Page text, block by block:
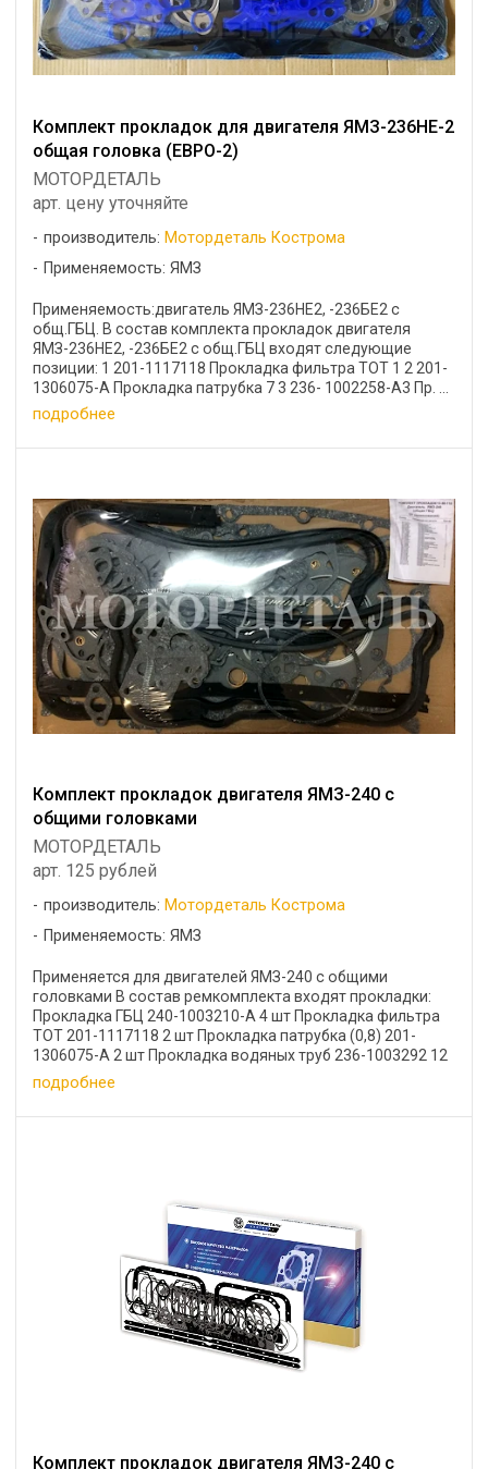
Комплект прокладок для двигателя ЯМЗ-236НЕ-2
общая головка (ЕВРО-2)
МОТОРДЕТАЛЬ
арт. цену уточняйте
производитель: Мотордеталь Кострома
Применяемость: ЯМЗ
Применяемость:двигатель ЯМЗ-236НЕ2, -236БЕ2 с
общ.ГБЦ. В состав комплекта прокладок двигателя
ЯМЗ-236НЕ2, -236БЕ2 с общ.ГБЦ входят следующие
позиции: 1 201-1117118 Прокладка фильтра ТОТ 1 2 201-
1306075-А Прокладка патрубка 7 3 236- 1002258-A3 Пр. ...
подробнее
Комплект прокладок двигателя ЯМЗ-240 с
общими головками
МОТОРДЕТАЛЬ
арт. 125 рублей
производитель: Мотордеталь Кострома
Применяемость: ЯМЗ
Применяется для двигателей ЯМЗ-240 с общими
головками В состав ремкомплекта входят прокладки:
Прокладка ГБЦ 240-1003210-А 4 шт Прокладка фильтра
ТОТ 201-1117118 2 шт Прокладка патрубка (0,8) 201-
1306075-А 2 шт Прокладка водяных труб 236-1003292 12
подробнее
Комплект прокладок двигателя ЯМЗ-240 с